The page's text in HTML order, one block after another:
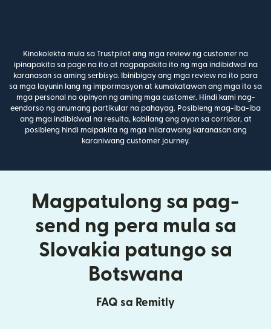
Kinokolekta mula sa Trustpilot ang mga review ng customer na
ipinapakita sa page na ito at nagpapakita ito ng mga indibidwal na
karanasan sa aming serbisyo. Ibinibigay ang mga review na ito para
sa mga layunin lang ng impormasyon at kumakatawan ang mga ito sa
mga personal na opinyon ng aming mga customer. Hindi kami nag-
eendorso ng anumang partikular na pahayag. Posibleng mag-iba-iba
ang mga indibidwal na resulta, kabilang ang ayon sa corridor, at
posibleng hindi maipakita ng mga inilarawang karanasan ang
karaniwang customer journey.
Magpatulong sa pag-
send ng pera mula sa
Slovakia patungo sa
Botswana
FAQ sa Remitly